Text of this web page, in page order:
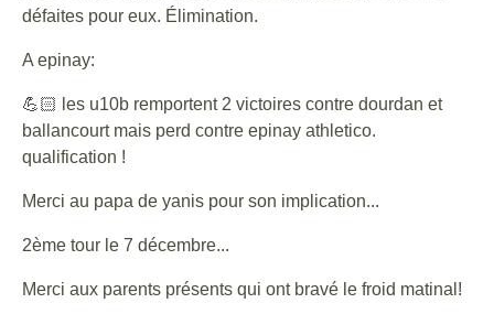
défaites pour eux. Élimination.
A epinay:
💪🏻 les u10b remportent 2 victoires contre dourdan et
ballancourt mais perd contre epinay athletico.
qualification !
Merci au papa de yanis pour son implication...
2ème tour le 7 décembre...
Merci aux parents présents qui ont bravé le froid matinal!